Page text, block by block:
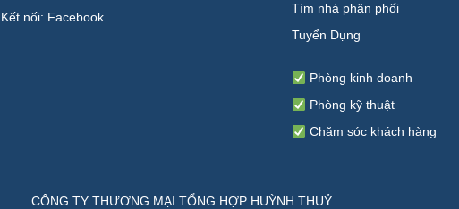
Kết nối: Facebook
Tìm nhà phân phối
Tuyển Dụng
Phòng kinh doanh
Phòng kỹ thuật
Chăm sóc khách hàng
CÔNG TY THƯƠNG MẠI TỔNG HỢP HUỲNH THUỶ